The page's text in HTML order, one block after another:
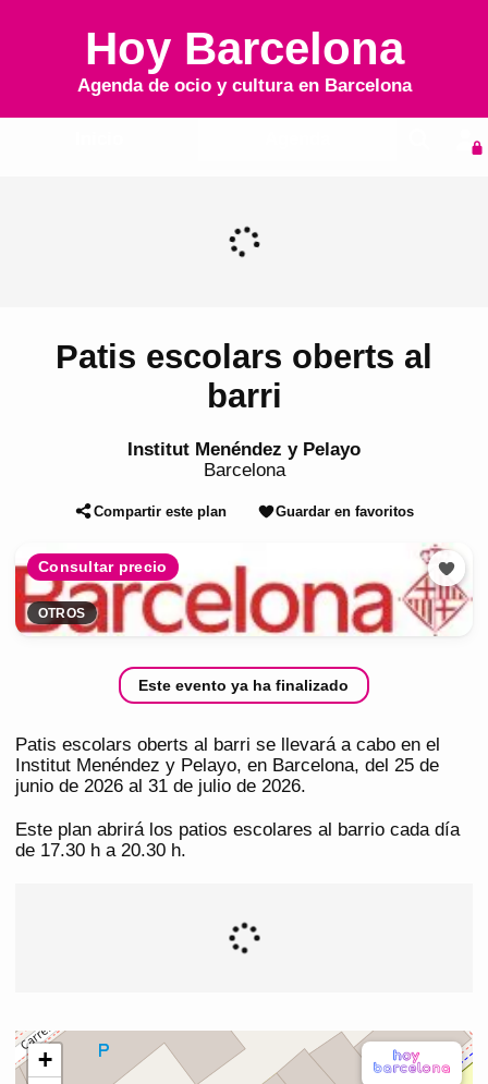
Hoy Barcelona
Agenda de ocio y cultura en Barcelona
Patis escolars oberts al
barri
Institut Menéndez y Pelayo
Barcelona
Compartir este plan Guardar en favoritos
Consultar precio
OTROS
Este evento ya ha finalizado
Patis escolars oberts al barri se llevará a cabo en el
Institut Menéndez y Pelayo, en Barcelona, del 25 de
junio de 2026 al 31 de julio de 2026.
Este plan abrirá los patios escolares al barrio cada día
de 17.30 h a 20.30 h.